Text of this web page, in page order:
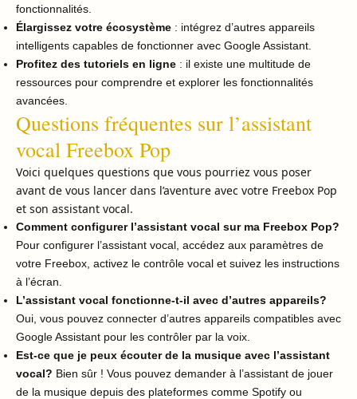
fonctionnalités.
Élargissez votre écosystème : intégrez d’autres appareils
intelligents capables de fonctionner avec Google Assistant.
Profitez des tutoriels en ligne : il existe une multitude de
ressources pour comprendre et explorer les fonctionnalités
avancées.
Questions fréquentes sur l’assistant
vocal Freebox Pop
Voici quelques questions que vous pourriez vous poser
avant de vous lancer dans l’aventure avec votre Freebox Pop
et son assistant vocal.
Comment configurer l’assistant vocal sur ma Freebox Pop?
Pour configurer l’assistant vocal, accédez aux paramètres de
votre Freebox, activez le contrôle vocal et suivez les instructions
à l’écran.
L’assistant vocal fonctionne-t-il avec d’autres appareils?
Oui, vous pouvez connecter d’autres appareils compatibles avec
Google Assistant pour les contrôler par la voix.
Est-ce que je peux écouter de la musique avec l’assistant
vocal? Bien sûr ! Vous pouvez demander à l’assistant de jouer
de la musique depuis des plateformes comme Spotify ou